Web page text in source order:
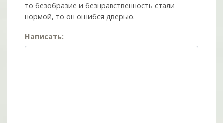
то безобразие и безнравственность стали
нормой, то он ошибся дверью.
Написать: